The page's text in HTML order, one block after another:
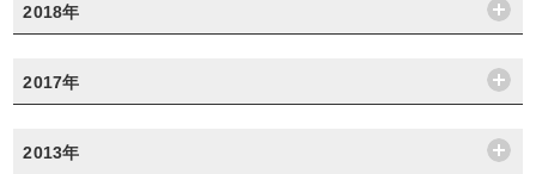
2018年
2017年
2013年